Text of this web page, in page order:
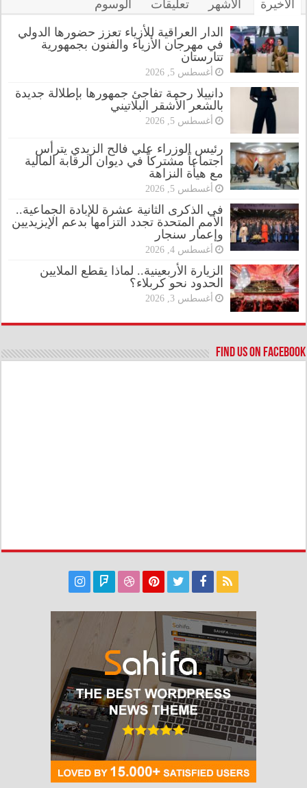
الأخيرة الأشهر تعليقات الوسوم
الدار العراقية للأزياء تعزز حضورها الدولي
في مهرجان الأزياء والفنون بجمهورية
تتارستان
أغسطس 5, 2026
دانييلا رحمة تفاجئ جمهورها بإطلالة جديدة
بالشعر الأشقر البلاتيني
أغسطس 5, 2026
رئيس الوزراء علي فالح الزيدي يترأس
اجتماعاً مشتركاً في ديوان الرقابة المالية
مع هيأة النزاهة
أغسطس 5, 2026
في الذكرى الثانية عشرة للإبادة الجماعية..
الأمم المتحدة تجدد التزامها بدعم الإيزيديين
وإعمار سنجار
أغسطس 4, 2026
الزيارة الأربعينية.. لماذا يقطع الملايين
الحدود نحو كربلاء؟
أغسطس 3, 2026
Find us on Facebook